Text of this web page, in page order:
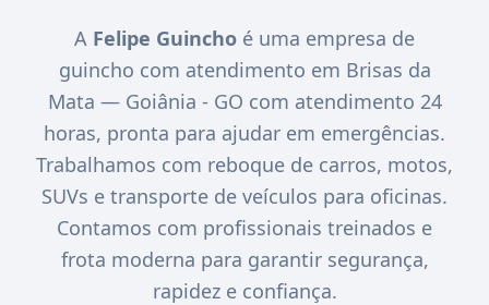
A Felipe Guincho é uma empresa de
guincho com atendimento em Brisas da
Mata — Goiânia - GO com atendimento 24
horas, pronta para ajudar em emergências.
Trabalhamos com reboque de carros, motos,
SUVs e transporte de veículos para oficinas.
Contamos com profissionais treinados e
frota moderna para garantir segurança,
rapidez e confiança.